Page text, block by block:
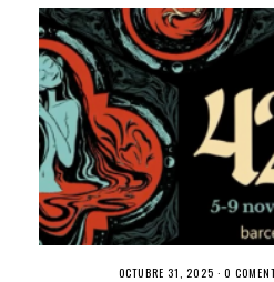
OCTUBRE 31, 2025 · 0